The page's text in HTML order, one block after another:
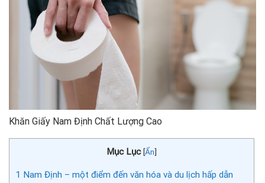
Khăn Giấy Nam Định Chất Lượng Cao
Mục Lục [Ẩn]
1 Nam Định – một điểm đến văn hóa và du lịch hấp dẫn